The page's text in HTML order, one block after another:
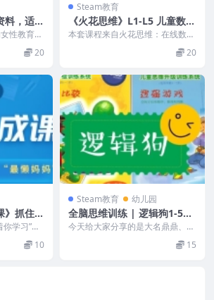
料，适合
性教育家
Montes
20
Steam教育
《火花思维》L1-L5 儿童数理
思维课程（PDF+MP4视频）
本套课程来自火花思维：在线数理
思维直播课L1、L2、L3、L4、L
20
》抓住学
习、学
学习”：
个学习真
10
Steam教育 幼儿园
全脑思维训练 | 逻辑狗1-5阶
段全套PDF格式
今天给大家分享的是大名鼎鼎、风
靡全球的逻辑狗全套思维训练资
15